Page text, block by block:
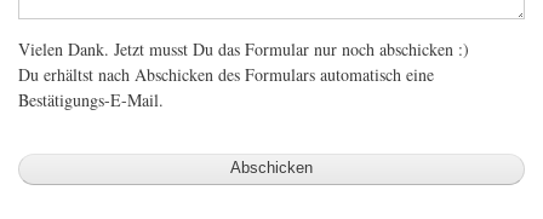
Vielen Dank. Jetzt musst Du das Formular nur noch abschicken :)
Du erhältst nach Abschicken des Formulars automatisch eine
Bestätigungs-E-Mail.